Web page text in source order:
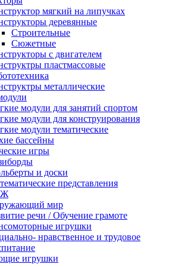
мягкий на липучках
деревянные
Строительные
Сюжетные
с двигателем
пластмассовые
металлические
модули для занятий спортом
модули для конструирования
модули тематические
бассейны
игры
и доски
представления
мир
речи / Обучение грамоте
игрушки
нравственное и трудовое
игрушки